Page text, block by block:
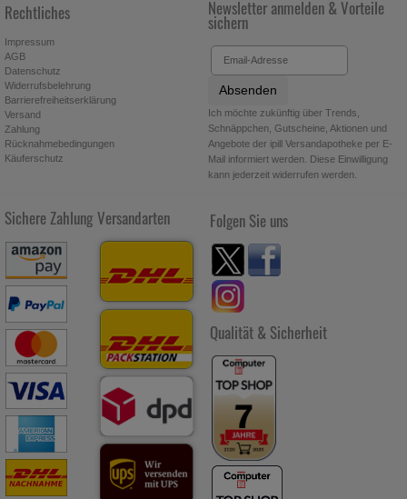
Statistik & Tracking:
Hierüber lassen sich Informationen über
die Art und Weise der Nutzung unserer Website sammeln, mit
deren Hilfe wir unsere Website weiter für Sie optimieren
können, den Inhalt auf unserer Website aber auch die Werbung
auf Drittseiten möglichst relevant für Sie zu gestalten. Bitte
beachten Sie, dass Daten hierfür teilweise an Dritte wie z.B.
Google oder soziale Medien übertragen werden.
Rechtliches
Impressum
AGB
Datenschutz
Widerrufsbelehrung
Barrierefreiheitserklärung
Versand
Zahlung
Rücknahmebedingungen
Käuferschutz
Newsletter anmelden & Vorteile
sichern
Absenden
Ich möchte zukünftig über Trends,
Schnäppchen, Gutscheine, Aktionen und
Angebote der ipill Versandapotheke per E-
Mail informiert werden. Diese Einwilligung
kann jederzeit widerrufen werden.
Sichere Zahlung Versandarten Folgen Sie uns
Qualität & Sicherheit